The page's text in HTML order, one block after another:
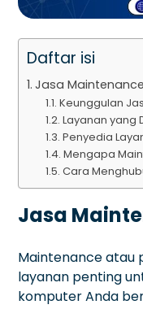
Daftar isi
Jasa
Keunggulan
Layanan yang
Penyedia
Mengapa
Cara
Jasa
Maintenance atau
layanan penting
komputer Anda